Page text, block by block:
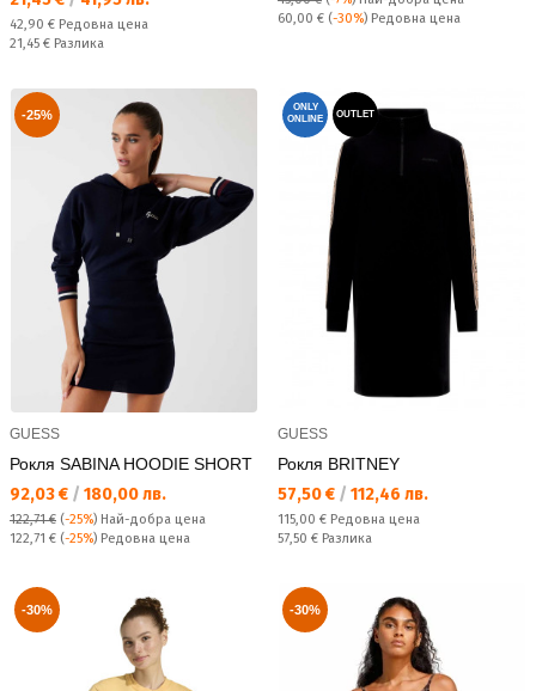
Редовна цена:
42,90 € Редовна цена
Спестявате:
21,45 € Разлика
Редовна цена:
60,00 € (-30%) Редовна цена
-25%
GUESS
Рокля SABINA HOODIE SHORT
Текуща цена:
92,03 € / 180,00 лв.
122,71 € (-25%) Най-добра цена
Редовна цена:
122,71 € (-25%) Редовна цена
ONLY
ONLINE
OUTLET
GUESS
Рокля BRITNEY
Текуща цена:
57,50 € / 112,46 лв.
Редовна цена:
115,00 € Редовна цена
Спестявате:
57,50 € Разлика
-30% -30%